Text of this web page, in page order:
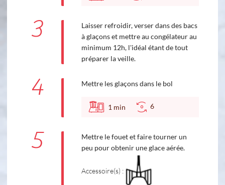
3
Laisser refroidir, verser dans des bacs
à glaçons et mettre au congélateur au
minimum 12h, l'idéal étant de tout
préparer la veille.
4 Mettre les glaçons dans le bol
1 min 6
5
Mettre le fouet et faire tourner un
peu pour obtenir une glace aérée.
Accessoire(s) :